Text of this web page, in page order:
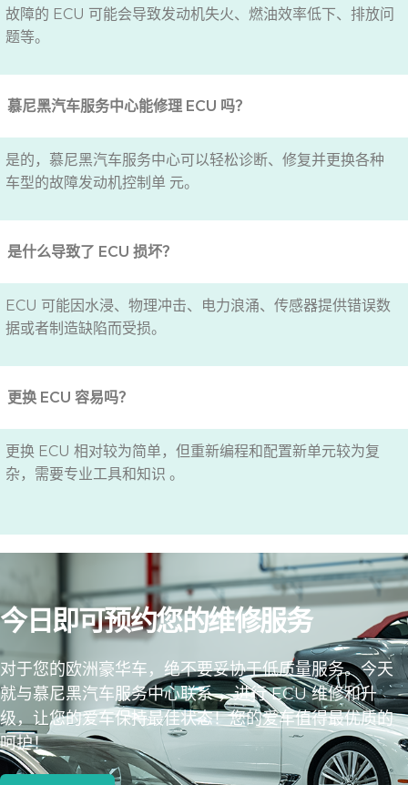
故障的 ECU 可能会导致发动机失火、燃油效率低下、排放问
题等。
慕尼黑汽车服务中心能修理 ECU 吗？
是的，慕尼黑汽车服务中心可以轻松诊断、修复并更换各种
车型的故障发动机控制单 元。
是什么导致了 ECU 损坏？
ECU 可能因水浸、物理冲击、电力浪涌、传感器提供错误数
据或者制造缺陷而受损。
更换 ECU 容易吗？
更换 ECU 相对较为简单，但重新编程和配置新单元较为复
杂，需要专业工具和知识 。
今日即可预约您的维修服务
对于您的欧洲豪华车，绝不要妥协于低质量服务。今天
就与慕尼黑汽车服务中心联系 ，进行 ECU 维修和升
级，让您的爱车保持最佳状态！您的爱车值得最优质的
呵护！